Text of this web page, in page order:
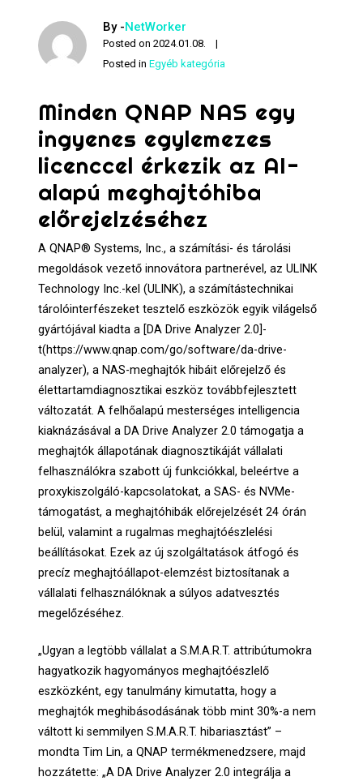
By -NetWorker
Posted on2024.01.08.
Posted inEgyéb kategória
Minden QNAP NAS egy
ingyenes egylemezes
licenccel érkezik az AI-
alapú meghajtóhiba
előrejelzéséhez
A QNAP® Systems, Inc., a számítási- és tárolási
megoldások vezető innovátora partnerével, az ULINK
Technology Inc.-kel (ULINK), a számítástechnikai
tárolóinterfészeket tesztelő eszközök egyik világelső
gyártójával kiadta a [DA Drive Analyzer 2.0]-
t(https://www.qnap.com/go/software/da-drive-
analyzer), a NAS-meghajtók hibáit előrejelző és
élettartamdiagnosztikai eszköz továbbfejlesztett
változatát. A felhőalapú mesterséges intelligencia
kiaknázásával a DA Drive Analyzer 2.0 támogatja a
meghajtók állapotának diagnosztikáját vállalati
felhasználókra szabott új funkciókkal, beleértve a
proxykiszolgáló-kapcsolatokat, a SAS- és NVMe-
támogatást, a meghajtóhibák előrejelzését 24 órán
belül, valamint a rugalmas meghajtóészlelési
beállításokat. Ezek az új szolgáltatások átfogó és
precíz meghajtóállapot-elemzést biztosítanak a
vállalati felhasználóknak a súlyos adatvesztés
megelőzéséhez.
„Ugyan a legtöbb vállalat a S.M.A.R.T. attribútumokra
hagyatkozik hagyományos meghajtóészlelő
eszközként, egy tanulmány kimutatta, hogy a
meghajtók meghibásodásának több mint 30%-a nem
váltott ki semmilyen S.M.A.R.T. hibariasztást” –
mondta Tim Lin, a QNAP termékmenedzsere, majd
hozzátette: „A DA Drive Analyzer 2.0 integrálja a